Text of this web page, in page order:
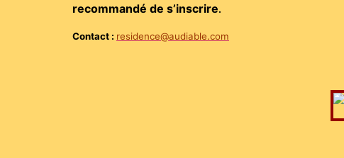
recommandé de s’inscrire.
Contact : residence@audiable.com